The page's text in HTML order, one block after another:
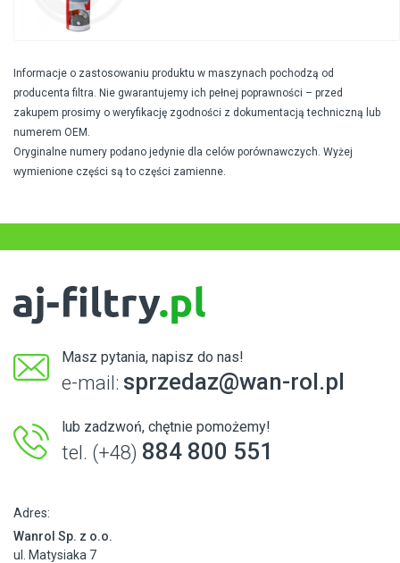
Informacje o zastosowaniu produktu w maszynach pochodzą od
producenta filtra. Nie gwarantujemy ich pełnej poprawności – przed
zakupem prosimy o weryfikację zgodności z dokumentacją techniczną lub
numerem OEM.
Oryginalne numery podano jedynie dla celów porównawczych. Wyżej
wymienione części są to części zamienne.
Masz pytania, napisz do nas!
e-mail: sprzedaz@wan-rol.pl
lub zadzwoń, chętnie pomożemy!
tel. (+48) 884 800 551
Adres:
Wanrol Sp. z o.o.
ul. Matysiaka 7